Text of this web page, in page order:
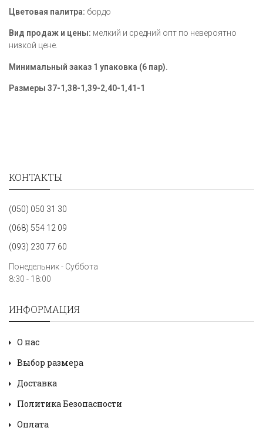
Цветовая палитра: бордо
Вид продаж и цены: мелкий и средний опт по невероятно
низкой цене.
Минимальный заказ 1 упаковка (6 пар).
Размеры 37-1,38-1,39-2,40-1,41-1
КОНТАКТЫ
(050) 050 31 30
(068) 554 12 09
(093) 230 77 60
Понедельник - Суббота
8:30 - 18:00
ИНФОРМАЦИЯ
О нас
Выбор размера
Доставка
Политика Безопасности
Оплата